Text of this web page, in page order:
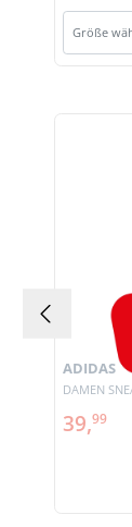
Größe
DAMEN
ADIDAS
39,99